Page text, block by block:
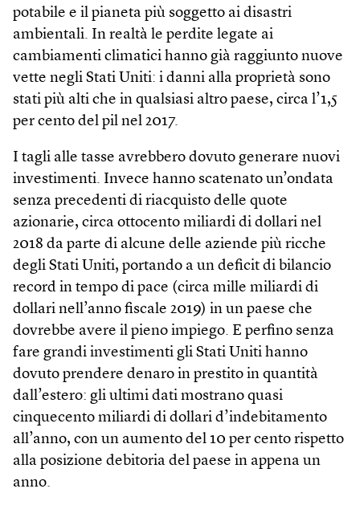
potabile e il pianeta più soggetto ai disastri
ambientali. In realtà le perdite legate ai
cambiamenti climatici hanno già raggiunto nuove
vette negli Stati Uniti: i danni alla proprietà sono
stati più alti che in qualsiasi altro paese, circa l’1,5
per cento del pil nel 2017.
I tagli alle tasse avrebbero dovuto generare nuovi
investimenti. Invece hanno scatenato un’ondata
senza precedenti di riacquisto delle quote
azionarie, circa ottocento miliardi di dollari nel
2018 da parte di alcune delle aziende più ricche
degli Stati Uniti, portando a un deficit di bilancio
record in tempo di pace (circa mille miliardi di
dollari nell’anno fiscale 2019) in un paese che
dovrebbe avere il pieno impiego. E perfino senza
fare grandi investimenti gli Stati Uniti hanno
dovuto prendere denaro in prestito in quantità
dall’estero: gli ultimi dati mostrano quasi
cinquecento miliardi di dollari d’indebitamento
all’anno, con un aumento del 10 per cento rispetto
alla posizione debitoria del paese in appena un
anno.